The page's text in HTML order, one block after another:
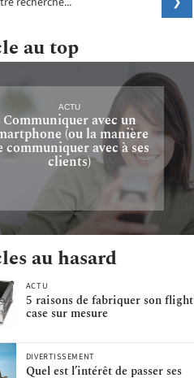
au top
ACTU
Communiquer avec un
(ou la manière
communiquer avec à ses
clients)
au hasard
ACTU
5 raisons de fabriquer son flight
case sur mesure
DIVERTISSEMENT
Quel est l’intérêt de passer ses